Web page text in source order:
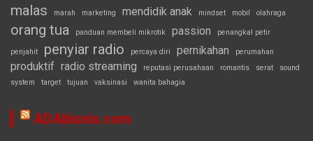
malas marah marketing mendidik anak mindset mobil olahraga
orang tua panduan membeli mikrotik passion penangkal petir
penjahit penyiar radio percaya diri pernikahan perumahan
produktif radio streaming reputasi perusahaan romantis serat
sound
system
target tujuan vaksinasi wanita bahagia
ADAbisnis.com